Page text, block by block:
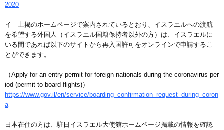
2020
イ 上掲のホームページで案内されているとおり、イスラエルへの渡航
を希望する外国人（イスラエル国籍保持者以外の方）は、イスラエルに
いる間であれば以下のサイトから再入国許可をオンラインで申請するこ
とができます。
（Apply for an entry permit for foreign nationals during the coronavirus per
iod (permit to board flights)）
https://www.gov.il/en/service/boarding_confirmation_request_during_coron
a
日本在住の方は、駐日イスラエル大使館ホームページ掲載の情報を確認